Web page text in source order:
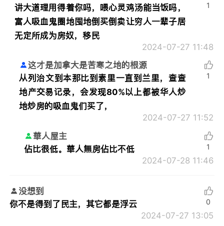
讲大道理用得着你吗，喂心灵鸡汤能当饭吗，
富人吸血鬼圈地囤地倒买倒卖让穷人一辈子居
无定所成为房奴，移民
2024-07-27 11:48
1
这才是加拿大是苦寒之地的根源
从列治文到本那比到素里一直到兰里，查查
地产交易记录，会发现80%以上都被华人炒
地炒房的吸血鬼们买了，
2024-07-27 11:52
1
華人屋主
佔比很低。華人無房佔比不低
2024-07-28 11:46
1
没想到
你不是得到了民主，其它都是浮云
2024-07-27 13:05
0